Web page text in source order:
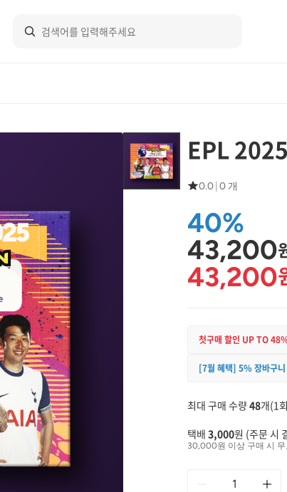
EPL
0.0 0 개
40%
43,200
43,200
첫구매 할인 UP TO
[7월 혜택] 5% 장바구
최대 구매 수량48개(1
택배 3,000원 (주문 시
30,000원 이상 구매 시